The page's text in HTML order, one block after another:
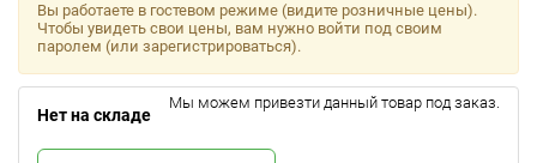
Вы работаете в гостевом режиме (видите розничные цены).
Чтобы увидеть свои цены, вам нужно войти под своим
паролем (или зарегистрироваться).
Нет на складе
Мы можем привезти данный товар под заказ.